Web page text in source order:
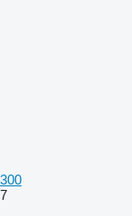
300
7